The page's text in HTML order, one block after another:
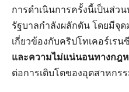
การดำเนินการครั้งนี้เป็นส่ว
รัฐบาลกำลังผลักดัน โดยมีจุ
เกี่ยวข้องกับคริปโทเคอร์เรน
และความไม่แน่นอนทางกฎ
ต่อการเติบโตของอุตสาหกร